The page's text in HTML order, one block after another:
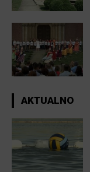
AKTUALNO